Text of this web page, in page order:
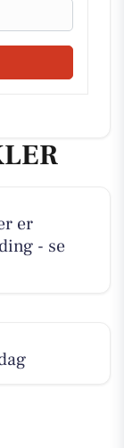
er
- se